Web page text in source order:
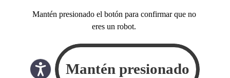
Mantén presionado el botón para confirmar que no
eres un robot.